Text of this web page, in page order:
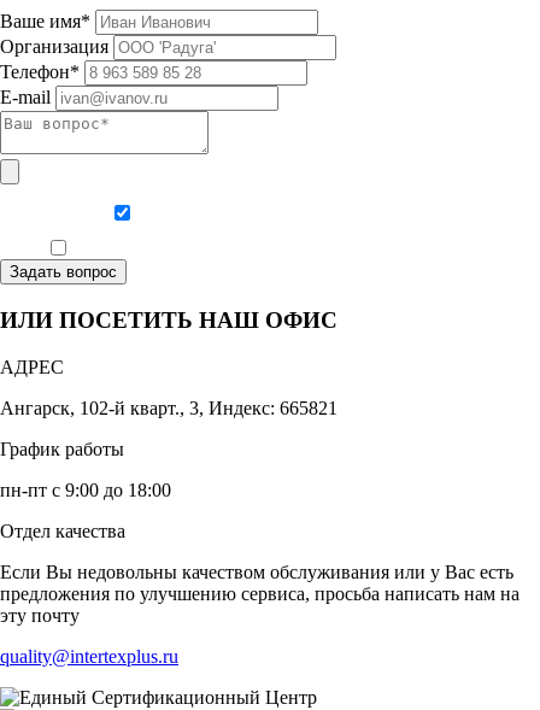
Ваше имя*
Организация
Телефон*
E-mail
Задать вопрос
ИЛИ ПОСЕТИТЬ НАШ ОФИС
АДРЕС
Ангарск, 102-й кварт., 3, Индекс: 665821
График работы
пн-пт с 9:00 до 18:00
Отдел качества
Если Вы недовольны качеством обслуживания или у Вас есть
предложения по улучшению сервиса, просьба написать нам на
эту почту
quality@intertexplus.ru